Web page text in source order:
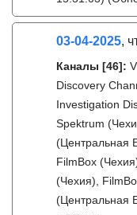
03-04-2025,
Каналы [46]:
Discovery
Investigation
Spektrum
(Центральная
FilmBox
(Чехия),
(Центральная